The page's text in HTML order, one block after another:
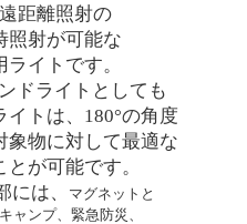
距離照射の
照射が可能な
イトです。
ドライトとしても
イトは、180°の角度
象物に対して最適な
が可能です。
は、
マグネットと
ャンプ、緊急防災、